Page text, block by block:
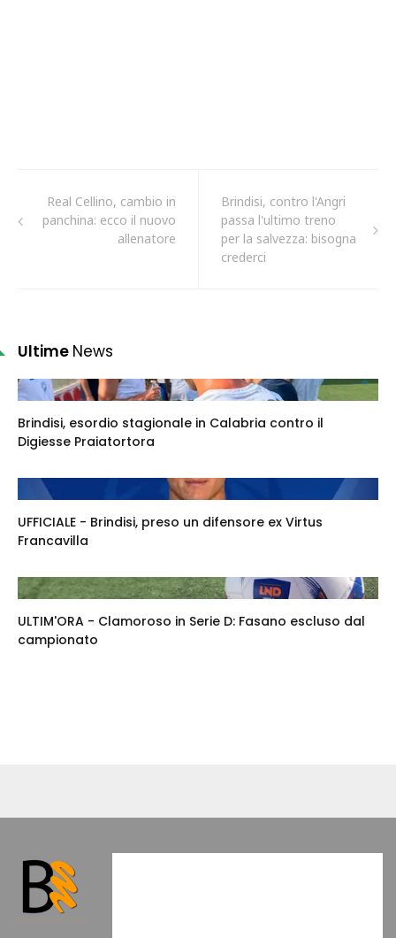
Real Cellino, cambio in
panchina: ecco il nuovo
allenatore
Brindisi, contro l'Angri
passa l'ultimo treno
per la salvezza: bisogna
crederci
Ultime News
Brindisi, esordio stagionale in Calabria contro il
Digiesse Praiatortora
UFFICIALE - Brindisi, preso un difensore ex Virtus
Francavilla
ULTIM'ORA - Clamoroso in Serie D: Fasano escluso dal
campionato